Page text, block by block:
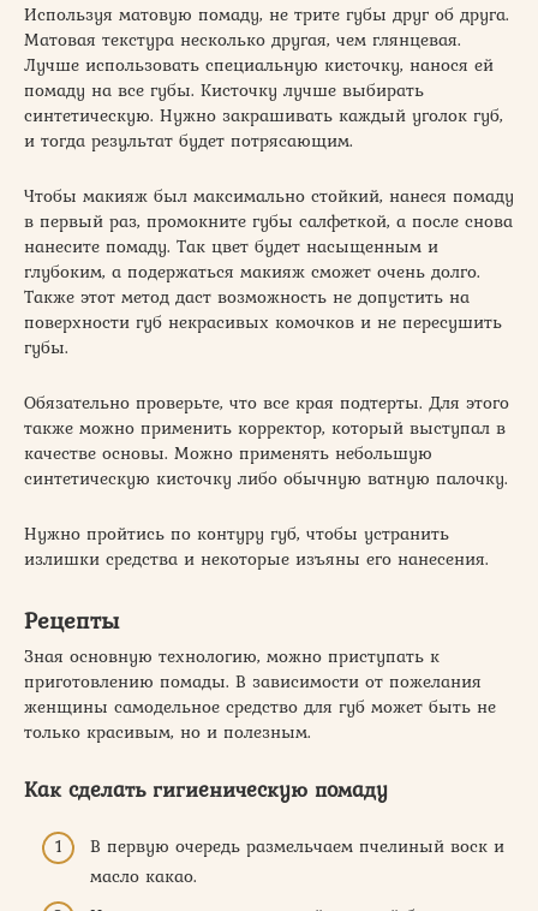
Используя матовую помаду, не трите губы друг об друга.
Матовая текстура несколько другая, чем глянцевая.
Лучше использовать специальную кисточку, нанося ей
помаду на все губы. Кисточку лучше выбирать
синтетическую. Нужно закрашивать каждый уголок губ,
и тогда результат будет потрясающим.
Чтобы макияж был максимально стойкий, нанеся помаду
в первый раз, промокните губы салфеткой, а после снова
нанесите помаду. Так цвет будет насыщенным и
глубоким, а подержаться макияж сможет очень долго.
Также этот метод даст возможность не допустить на
поверхности губ некрасивых комочков и не пересушить
губы.
Обязательно проверьте, что все края подтерты. Для этого
также можно применить корректор, который выступал в
качестве основы. Можно применять небольшую
синтетическую кисточку либо обычную ватную палочку.
Нужно пройтись по контуру губ, чтобы устранить
излишки средства и некоторые изъяны его нанесения.
Рецепты
Зная основную технологию, можно приступать к
приготовлению помады. В зависимости от пожелания
женщины самодельное средство для губ может быть не
только красивым, но и полезным.
Как сделать гигиеническую помаду
В первую очередь размельчаем пчелиный воск и
масло какао.